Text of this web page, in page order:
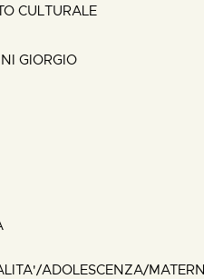
CULTURALE
GIORGIO
ADOLESCENZA/